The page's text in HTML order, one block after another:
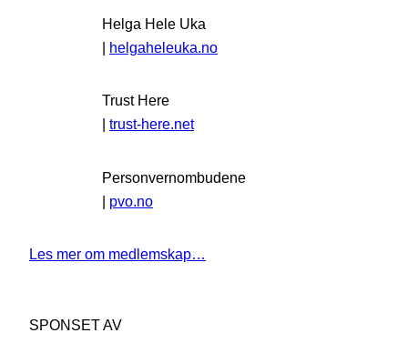
Helga Hele Uka
| helgaheleuka.no
Trust Here
| trust-here.net
Personvernombudene
| pvo.no
Les mer om medlemskap…
SPONSET AV